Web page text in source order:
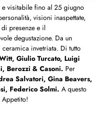
visitabile fino al 25 giugno
visioni inaspettate,
presenze e il
degustazione. Da un
invetriata. Di tutto
Giulio Turcato, Luigi
Berozzi & Casoni. Per
Salvatori, Gina Beavers,
Federico Solmi. A questo
Appetito!